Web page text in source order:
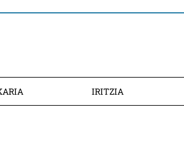
IRITZIA